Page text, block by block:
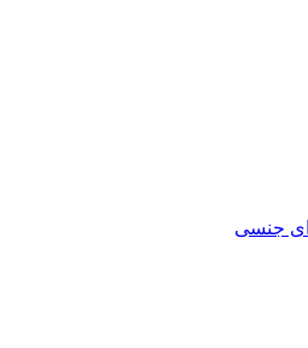
جنسی